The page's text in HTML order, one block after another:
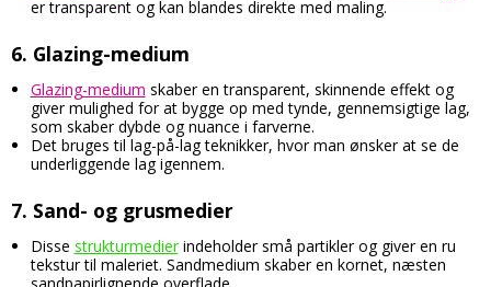
er transparent og kan blandes direkte med maling.
6. Glazing-medium
Glazing-medium skaber en transparent, skinnende effekt og
giver mulighed for at bygge op med tynde, gennemsigtige lag,
som skaber dybde og nuance i farverne.
Det bruges til lag-på-lag teknikker, hvor man ønsker at se de
underliggende lag igennem.
7. Sand- og grusmedier
Disse strukturmedierindeholder små partikler og giver en ru
tekstur til maleriet. Sandmedium skaber en kornet, næsten